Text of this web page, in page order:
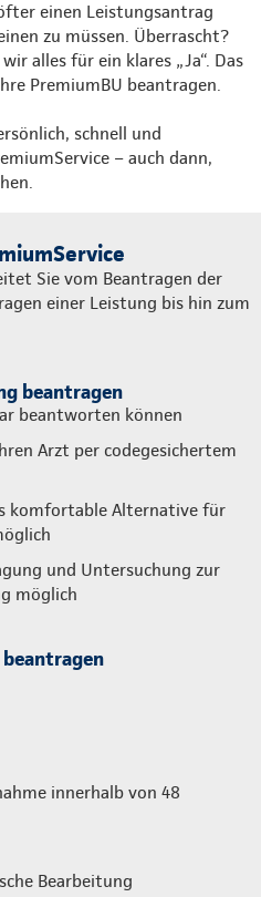
einen Leistungsantrag
zu müssen. Überrascht?
alles für ein klares „Ja“. Das
PremiumBU beantragen.
schnell und
– auch dann,
Sie vom Beantragen der
einer Leistung bis hin zum
beantragen
beantworten können
Arzt per codegesichertem
komfortable Alternative für
und Untersuchung zur
möglich
innerhalb von 48
Bearbeitung